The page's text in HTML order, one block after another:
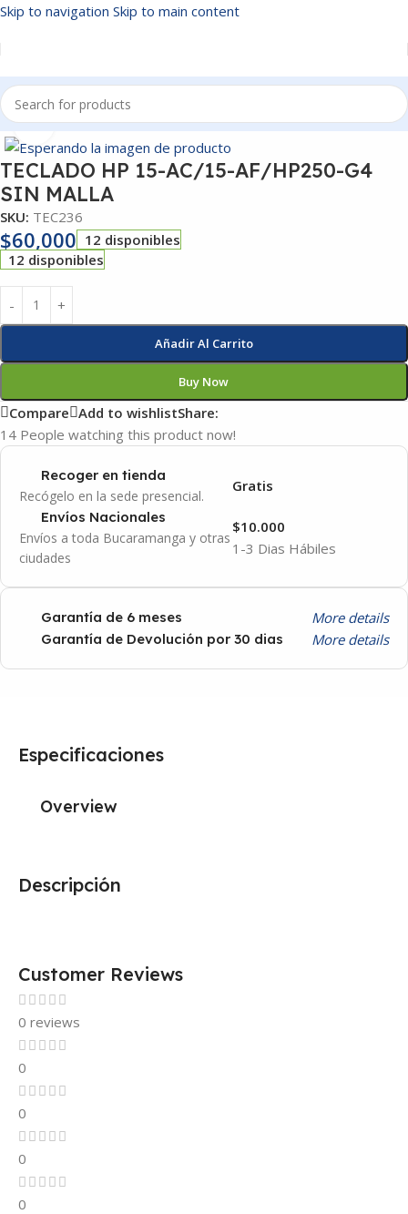
Skip to navigation Skip to main content
Inicio/TECLADOS
Click to enlarge
TECLADO HP 15-AC/15-AF/HP250-G4
SIN MALLA
SKU: TEC236
$60,000 12 disponibles
12 disponibles
Añadir Al Carrito
Buy Now
Compare Add to wishlistShare:
14 People watching this product now!
Recoger en tienda
Recógelo en la sede presencial.
Gratis
Envíos Nacionales
Envíos a toda Bucaramanga y otras
ciudades
1-3 Dias Hábiles
$10.000
Garantía de 6 meses More details
Garantía de Devolución por 30 dias More details
Descripción
Especificaciones
Overview
Customer Reviews
0 reviews
0
0
0
0